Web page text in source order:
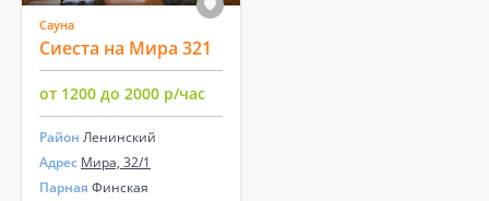
Сауна
Сиеста на Мира 321
от 1200 до 2000 р/час
Район Ленинский
Адрес Мира, 32/1
Парная Финская